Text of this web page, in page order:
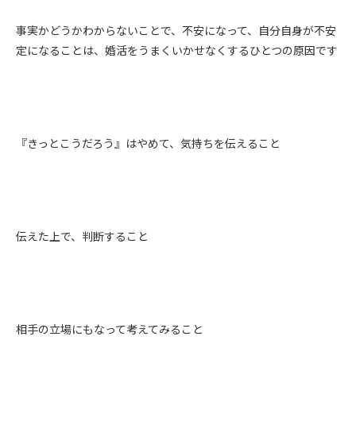
事実かどうかわからないことで、不安になって、自分自身が不安
定になることは、婚活をうまくいかせなくするひとつの原因です
『きっとこうだろう』はやめて、気持ちを伝えること
伝えた上で、判断すること
相手の立場にもなって考えてみること